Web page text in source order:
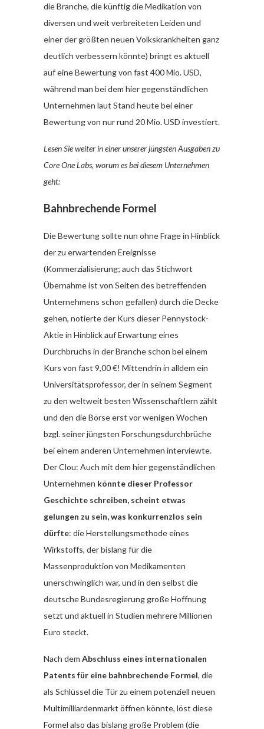
die Branche, die künftig die Medikation von
diversen und weit verbreiteten Leiden und
einer der größten neuen Volkskrankheiten ganz
deutlich verbessern könnte) bringt es aktuell
auf eine Bewertung von fast 400 Mio. USD,
während man bei dem hier gegenständlichen
Unternehmen laut Stand heute bei einer
Bewertung von nur rund 20 Mio. USD investiert.
Lesen Sie weiter in einer unserer jüngsten Ausgaben zu
Core One Labs, worum es bei diesem Unternehmen
geht:
Bahnbrechende Formel
Die Bewertung sollte nun ohne Frage in Hinblick
der zu erwartenden Ereignisse
(Kommerzialisierung; auch das Stichwort
Übernahme ist von Seiten des betreffenden
Unternehmens schon gefallen) durch die Decke
gehen, notierte der Kurs dieser Pennystock-
Aktie in Hinblick auf Erwartung eines
Durchbruchs in der Branche schon bei einem
Kurs von fast 9,00 €! Mittendrin in alldem ein
Universitätsprofessor, der in seinem Segment
zu den weltweit besten Wissenschaftlern zählt
und den die Börse erst vor wenigen Wochen
bzgl. seiner jüngsten Forschungsdurchbrüche
bei einem anderen Unternehmen interviewte.
Der Clou: Auch mit dem hier gegenständlichen
Unternehmen könnte dieser Professor
Geschichte schreiben, scheint etwas
gelungen zu sein, was konkurrenzlos sein
dürfte: die Herstellungsmethode eines
Wirkstoffs, der bislang für die
Massenproduktion von Medikamenten
unerschwinglich war, und in den selbst die
deutsche Bundesregierung große Hoffnung
setzt und aktuell in Studien mehrere Millionen
Euro steckt.
Nach dem Abschluss eines internationalen
Patents für eine bahnbrechende Formel, die
als Schlüssel die Tür zu einem potenziell neuen
Multimilliardenmarkt öffnen könnte, löst diese
Formel also das bislang große Problem (die